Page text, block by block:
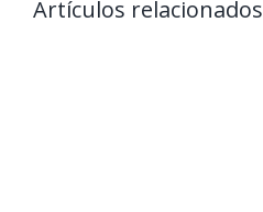
Artículos relacionados